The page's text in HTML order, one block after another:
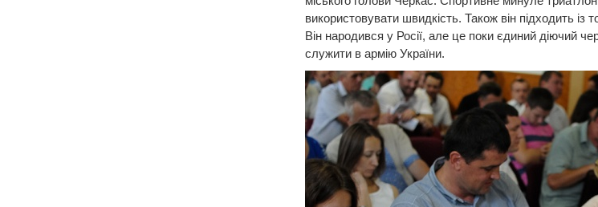
використовувати швидкість. Також він підходить із
Він народився у Росії, але це поки єдиний діючий
служити в армію України.